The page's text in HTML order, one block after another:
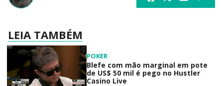
LEIA TAMBÉM
POKER
Blefe com mão marginal em pote
de US$ 50 mil é pego no Hustler
Casino Live